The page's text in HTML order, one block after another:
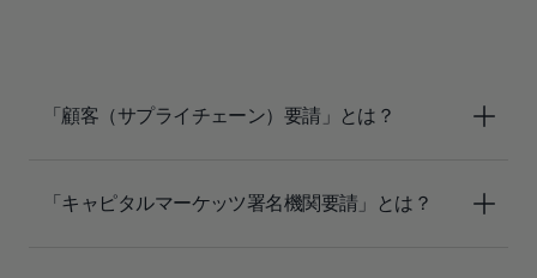
「顧客（サプライチェーン）要請」とは？
「キャピタルマーケッツ署名機関要請」とは？